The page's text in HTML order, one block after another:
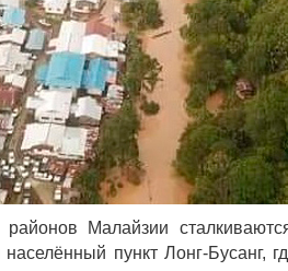
Малайзии
пункт Лонг-Бусанг,